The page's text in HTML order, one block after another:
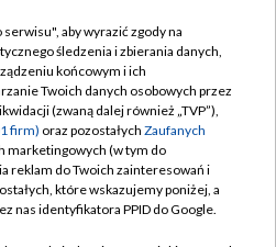
TVP
TVP
prywatności
zgody
Pomoc
aby wyrazić zgody na
śledzenia i zbierania danych,
końcowym i ich
Twoich danych osobowych przez
(zwaną dalej również „TVP”),
firm) oraz pozostałych Zaufanych
marketingowych (w tym do
reklam do Twoich zainteresowań i
które wskazujemy poniżej, a
nas identyfikatora PPID do Google.